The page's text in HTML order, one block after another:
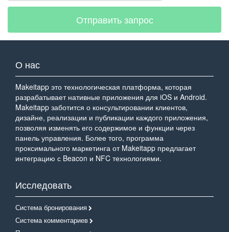
Отправить запрос
О нас
Makeitapp это технологическая платформа, которая
разрабатывает нативные приложения для iOS и Android.
Makeitapp заботится о консультировании клиентов,
дизайне, реализации и публикации каждого приложения,
позволяя изменять его содержимое и функции через
панель управления. Более того, программа
проксимального маркетинга от Makeitapp предлагает
интеграцию с Beacon и NFC технологиями.
Исследовать
Система бронирования
Система комментариев